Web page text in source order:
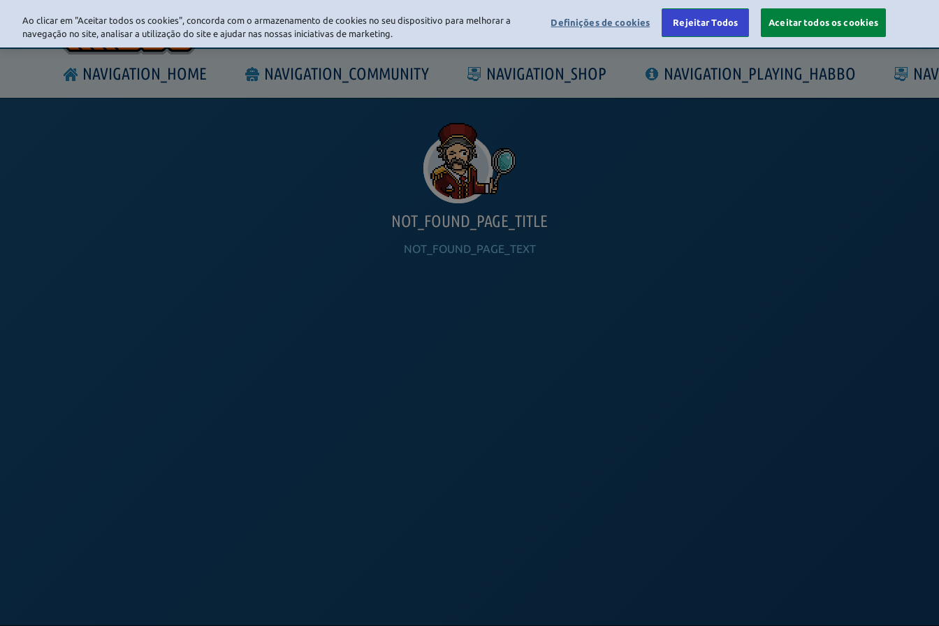
LOGIN
NAVIGATION_HOME NAVIGATION_COMMUNITY NAVIGATION_SHOP NAVIGATION_PLAYING_HABBO
NOT_FOUND_PAGE_TITLE
NOT_FOUND_PAGE_TEXT
Ao clicar em "Aceitar todos os cookies", concorda com o armazenamento de cookies no seu dispositivo para melhorar a
navegação no site, analisar a utilização do site e ajudar nas nossas iniciativas de marketing.
Definições de cookies Rejeitar Todos Aceitar todos os cookies